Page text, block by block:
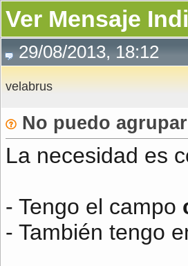
Ver Mensaje
29/08/2013, 18:12
velabrus
No puedo
La necesidad es
- Tengo el campo
- También tengo